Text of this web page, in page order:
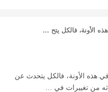
الأونة، فالكل يتح …
هذه الأونة، فالكل يتحدث عن
من تغييرات في …